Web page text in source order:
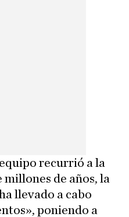
recurrió a la
de años, la
llevado a cabo
poniendo a